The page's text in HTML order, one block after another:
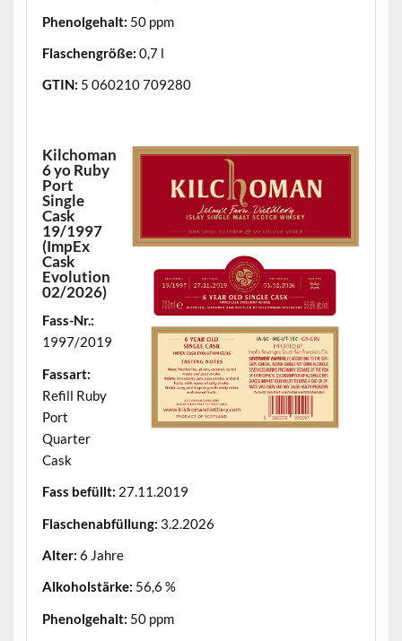
Phenolgehalt: 50 ppm
Flaschengröße: 0,7 l
GTIN: 5 060210 709280
Kilchoman
6 yo Ruby
Port
Single
Cask
19/1997
(ImpEx
Cask
Evolution
02/2026)
Fass-Nr.:
1997/2019
Fassart:
Refill Ruby
Port
Quarter
Cask
Fass befüllt: 27.11.2019
Flaschenabfüllung: 3.2.2026
Alter: 6 Jahre
Alkoholstärke: 56,6 %
Phenolgehalt: 50 ppm